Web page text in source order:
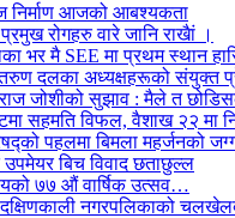
निर्माण आजको आबश्यकता
रोगहरु वारे जानि राखैां ।
भर मै SEE मा प्रथम स्थान
दलका अध्यक्षहरूको संयुक्त
जोशीको सुझाव : मैले त
सहमति विफल, वैशाख २२ मा
पहलमा बिमला महर्जनको
उपमेयर बिच विवाद छताछुल्ल
७७ औं ‌‌वार्षिक ‌उत्सव…
दक्षिणकाली नगरपलिकाको